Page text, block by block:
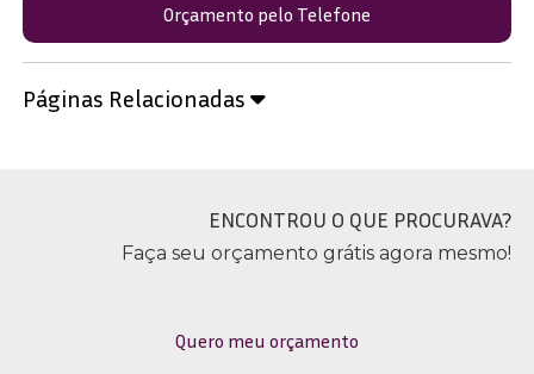
Orçamento pelo Telefone
Páginas Relacionadas
ENCONTROU O QUE PROCURAVA?
Faça seu orçamento grátis agora mesmo!
Quero meu orçamento